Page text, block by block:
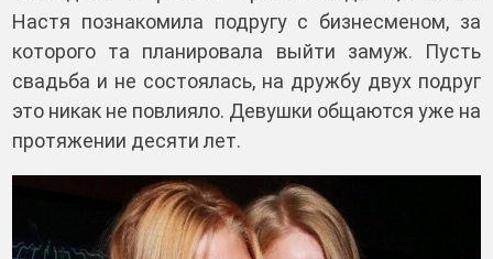
Настя познакомила подругу с бизнесменом, за
которого та планировала выйти замуж. Пусть
свадьба и не состоялась, на дружбу двух подруг
это никак не повлияло. Девушки общаются уже на
протяжении десяти лет.